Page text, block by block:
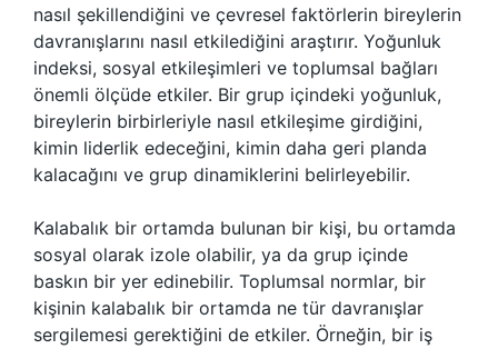
nasıl şekillendiğini ve çevresel faktörlerin bireylerin
davranışlarını nasıl etkilediğini araştırır. Yoğunluk
indeksi, sosyal etkileşimleri ve toplumsal bağları
önemli ölçüde etkiler. Bir grup içindeki yoğunluk,
bireylerin birbirleriyle nasıl etkileşime girdiğini,
kimin liderlik edeceğini, kimin daha geri planda
kalacağını ve grup dinamiklerini belirleyebilir.
Kalabalık bir ortamda bulunan bir kişi, bu ortamda
sosyal olarak izole olabilir, ya da grup içinde
baskın bir yer edinebilir. Toplumsal normlar, bir
kişinin kalabalık bir ortamda ne tür davranışlar
sergilemesi gerektiğini de etkiler. Örneğin, bir iş